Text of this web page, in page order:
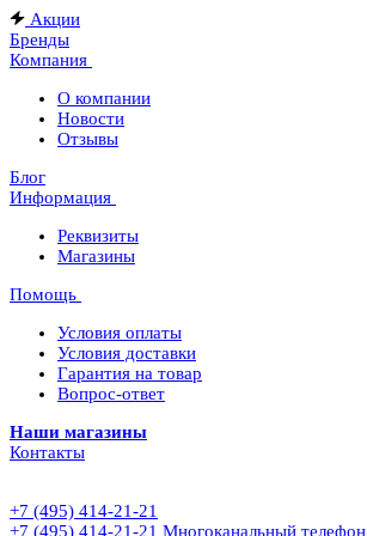
Акции
Бренды
Компания
О компании
Новости
Отзывы
Блог
Информация
Реквизиты
Магазины
Помощь
Условия оплаты
Условия доставки
Гарантия на товар
Вопрос-ответ
Наши магазины
Контакты
+7 (495) 414-21-21
+7 (495) 414-21-21 Многоканальный телефон